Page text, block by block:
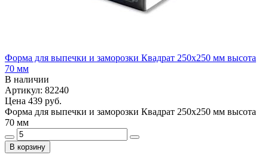
Форма для выпечки и заморозки Квадрат 250х250 мм высота
70 мм
В наличии
Артикул: 82240
Цена 439 руб.
Форма для выпечки и заморозки Квадрат 250х250 мм высота
70 мм
В корзину